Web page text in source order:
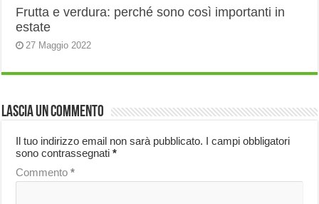
Frutta e verdura: perché sono così importanti in
estate
27 Maggio 2022
Lascia un commento
Il tuo indirizzo email non sarà pubblicato. I campi obbligatori
sono contrassegnati*
Commento*